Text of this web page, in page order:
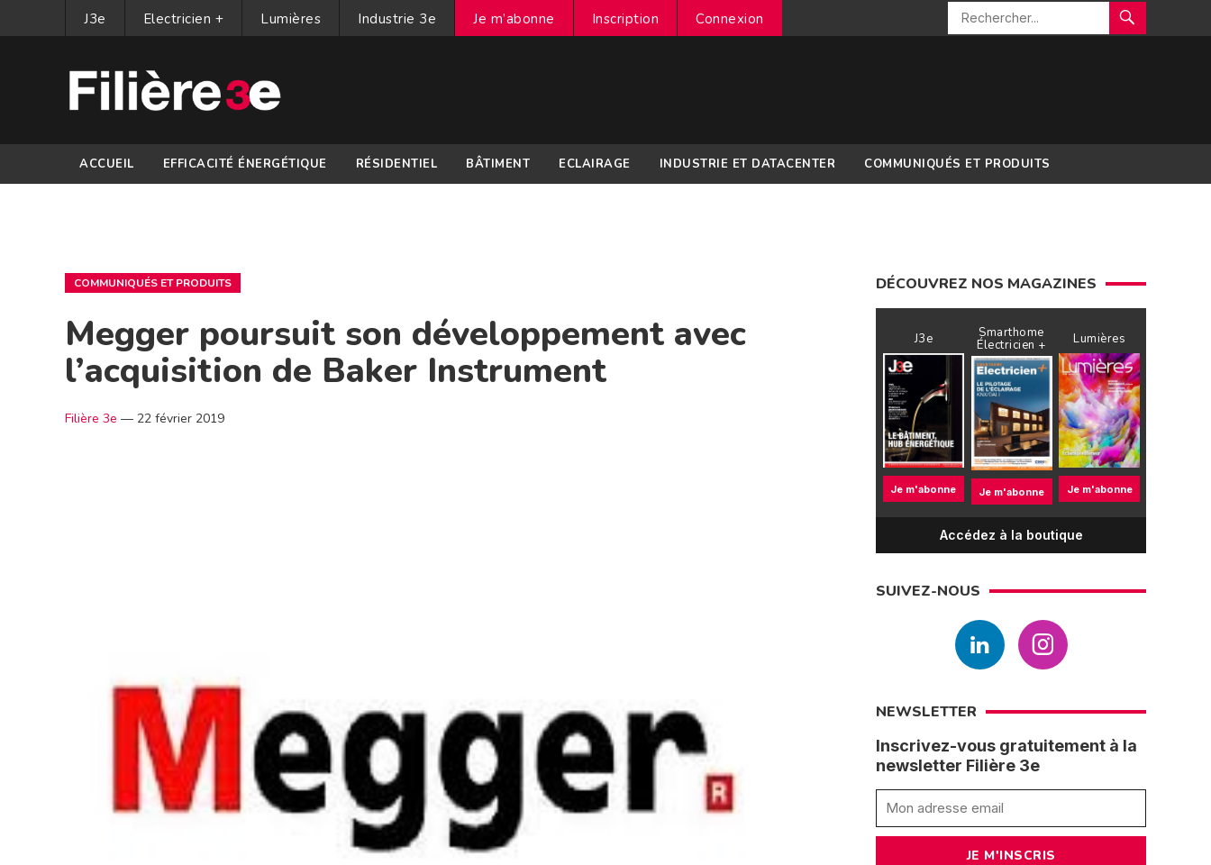
J3e Electricien + Lumières Industrie 3e Je m’abonne Inscription Connexion
ACCUEIL EFFICACITÉ ÉNERGÉTIQUE RÉSIDENTIEL BÂTIMENT ECLAIRAGE INDUSTRIE ET DATACENTER COMMUNIQUÉS ET PRODUITS
COMMUNIQUÉS ET PRODUITS
Megger poursuit son développement avec
l’acquisition de Baker Instrument
Filière 3e — 22 février 2019
DÉCOUVREZ NOS MAGAZINES
J3e
Je m'abonne
Smarthome
Électricien +
Je m'abonne
Lumières
Je m'abonne
Accédez à la boutique
SUIVEZ-NOUS
NEWSLETTER
Inscrivez-vous gratuitement à la
newsletter Filière 3e